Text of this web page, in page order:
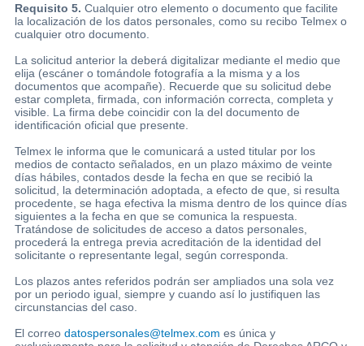
Requisito 5. Cualquier otro elemento o documento que facilite
la localización de los datos personales, como su recibo Telmex o
cualquier otro documento.
La solicitud anterior la deberá digitalizar mediante el medio que
elija (escáner o tomándole fotografía a la misma y a los
documentos que acompañe). Recuerde que su solicitud debe
estar completa, firmada, con información correcta, completa y
visible. La firma debe coincidir con la del documento de
identificación oficial que presente.
Telmex le informa que le comunicará a usted titular por los
medios de contacto señalados, en un plazo máximo de veinte
días hábiles, contados desde la fecha en que se recibió la
solicitud, la determinación adoptada, a efecto de que, si resulta
procedente, se haga efectiva la misma dentro de los quince días
siguientes a la fecha en que se comunica la respuesta.
Tratándose de solicitudes de acceso a datos personales,
procederá la entrega previa acreditación de la identidad del
solicitante o representante legal, según corresponda.
Los plazos antes referidos podrán ser ampliados una sola vez
por un periodo igual, siempre y cuando así lo justifiquen las
circunstancias del caso.
El correo datospersonales@telmex.com es única y